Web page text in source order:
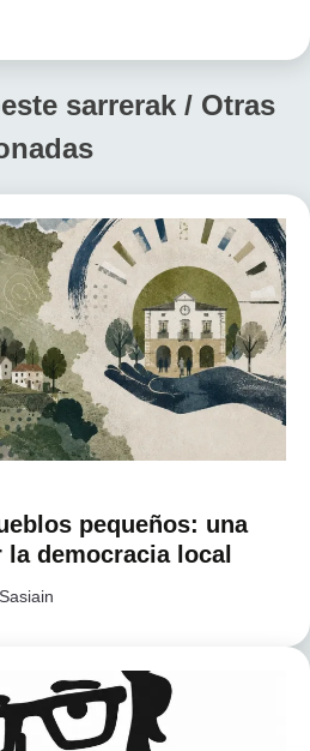
sarrerak / Otras
pequeños: una
la democracia local